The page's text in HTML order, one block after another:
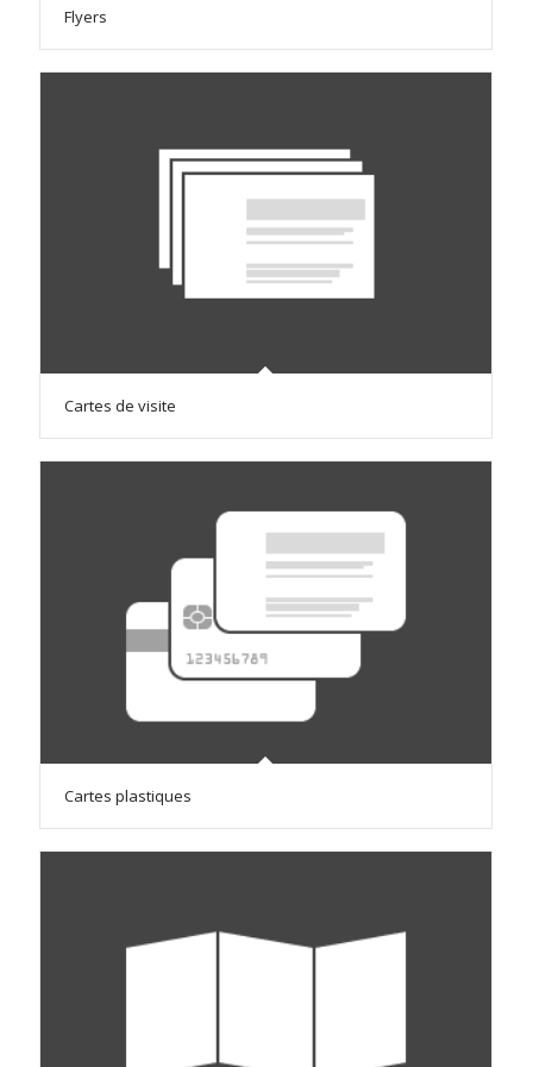
Flyers
Cartes de visite
Cartes plastiques